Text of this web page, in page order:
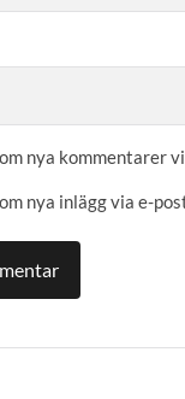
nya kommentarer
nya inlägg via e-